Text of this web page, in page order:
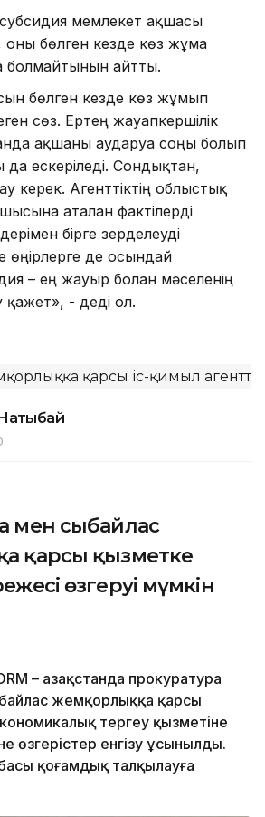
мемлекет ақшасы
оны бөлген кезде көз жұма
болмайтынын айтты.
бөлген кезде көз жұмып
сөз. Ертең жауапкершілік
ақшаны аударуға соңғы болып
да ескеріледі. Сондықтан,
керек. Агенттіктің облыстық
аталған фактілерді
бірге зерделеуді
өңірлерге де осындай
– ең жауыр болған мәселенің
қажет», - деді ол.
қарсы іс-қимыл агенттігі
мен сыбайлас
қарсы қызметке
өзгеруі мүмкін
– Қазақстанда прокуратура
жемқорлыққа қарсы
тергеу қызметіне
өзгерістер енгізу ұсынылды.
қоғамдық талқылауға